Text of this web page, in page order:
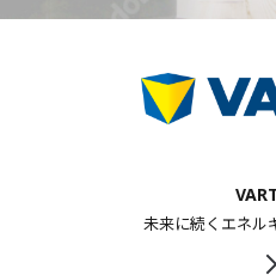
未来に続くエネル